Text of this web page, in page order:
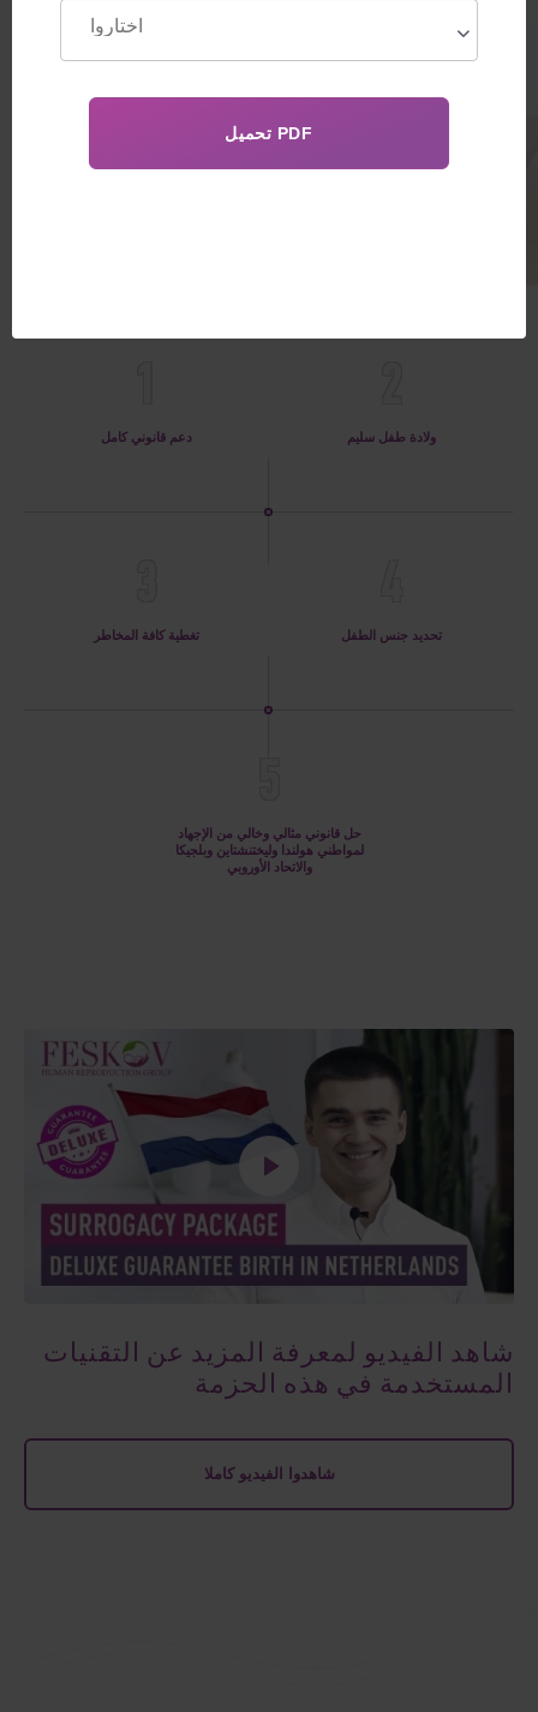
القانوني على شهادة ميلاد أوروبية
95 000€
دعم قانوني كامل ولادة طفل سليم
تغطية كافة المخاطر تحديد جنس الطفل
حل قانوني مثالي وخالي من الإجهاد
لمواطني هولندا وليختنشتاين وبلجيكا
والاتحاد الأوروبي
شاهد الفيديو لمعرفة المزيد عن التقنيات
المستخدمة في هذه الحزمة
شاهدوا الفيديو كاملا